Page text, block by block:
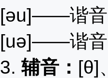
[əu]――谐音
[uə]――谐音
3. 辅音： [θ]